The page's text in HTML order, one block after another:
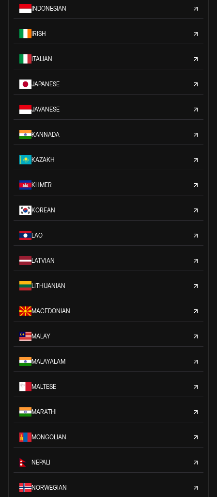
INDONESIAN
IRISH
ITALIAN
JAPANESE
JAVANESE
KANNADA
KAZAKH
KHMER
KOREAN
LAO
LATVIAN
LITHUANIAN
MACEDONIAN
MALAY
MALAYALAM
MALTESE
MARATHI
MONGOLIAN
NEPALI
NORWEGIAN